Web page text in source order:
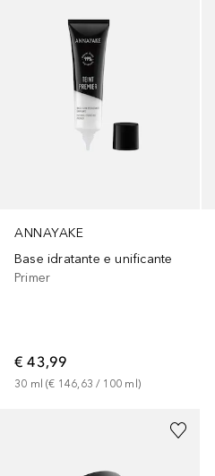
ANNAYAKE
Base idratante e unificante
Primer
€ 43,99
30 ml (€ 146,63 / 100 ml)
+3